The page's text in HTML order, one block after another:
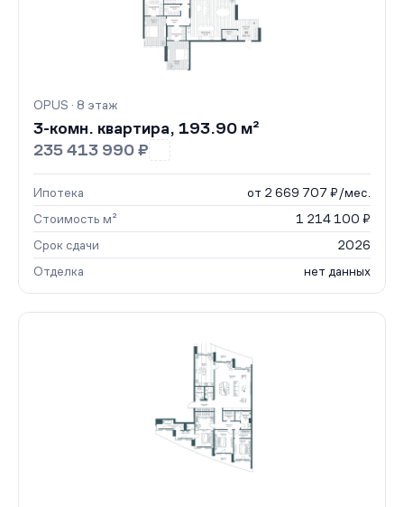
OPUS · 8 этаж
3-комн. квартира, 193.90 м²
235 413 990 ₽
Ипотека
от 2 669 707 ₽/мес.
Стоимость м²
1 214 100 ₽
Срок сдачи
2026
Отделка
нет данных